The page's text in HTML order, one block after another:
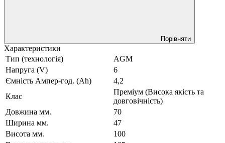
Порівняти
Характеристики
Тип (технологія)
AGM
Напруга (V)
6
Ємність Ампер-год. (Ah)
4,2
Клас
Преміум (Висока якість та
довговічність)
Довжина мм.
70
Ширина мм.
47
Висота мм.
100